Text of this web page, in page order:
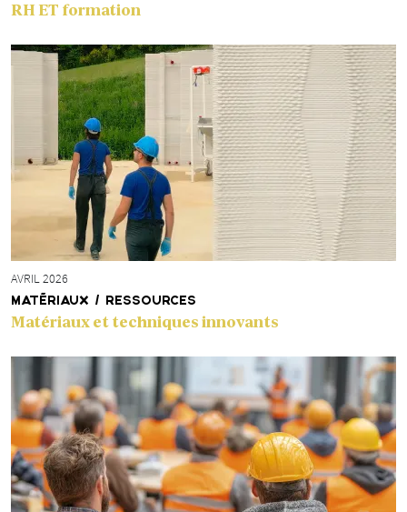
RH ET formation
AVRIL 2026
MATÉRIAUX / RESSOURCES
Matériaux et techniques innovants